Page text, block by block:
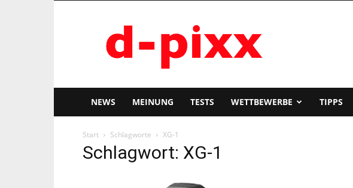
pixx
NEWS MEINUNG TESTS WETTBEWERBE TIPPS
Start Schlagworte XG-1
Schlagwort: XG-1